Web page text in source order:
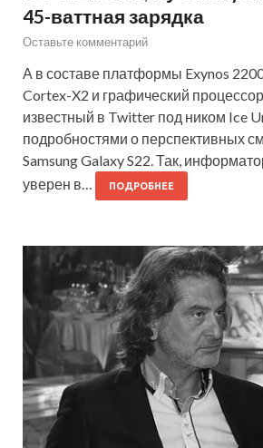
45-ваттная зарядка
Оставьте комментарий
А в составе платформы Exynos
Cortex-X2 и графический
известный в Twitter под ником Ice
подробностями о перспективных
Samsung Galaxy S22. Так,
уверен в…
ПОДРОБНЕЕ